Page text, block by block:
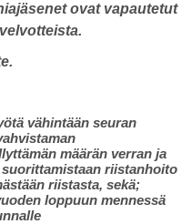
ovat vapautetut
vähintään seuran
määrän verran ja
riistanhoito
riistasta, sekä;
loppuun mennessä